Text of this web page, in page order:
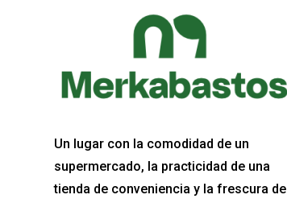
Un lugar con la comodidad de un
supermercado, la practicidad de una
tienda de conveniencia y la frescura de